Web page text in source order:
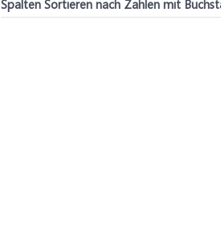
Spalten Sortieren nach Zahlen mit